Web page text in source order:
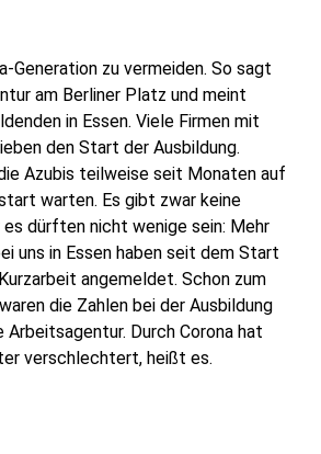
Generation zu vermeiden. So sagt
am Berliner Platz und meint
in Essen. Viele Firmen mit
den Start der Ausbildung.
Azubis teilweise seit Monaten auf
warten. Es gibt zwar keine
es dürften nicht wenige sein: Mehr
uns in Essen haben seit dem Start
angemeldet. Schon zum
die Zahlen bei der Ausbildung
Durch Corona hat
verschlechtert, heißt es.